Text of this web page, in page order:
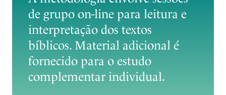
de grupo on-line para leitura e
interpretação dos textos
bíblicos. Material adicional é
fornecido para o estudo
complementar individual.